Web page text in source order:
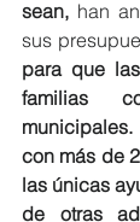
sean, han
sus
para que
familias
con más de
las únicas
de otras